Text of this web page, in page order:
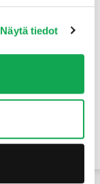
Näytä tiedot